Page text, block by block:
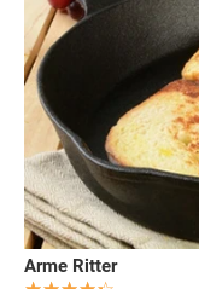
Arme Ritter